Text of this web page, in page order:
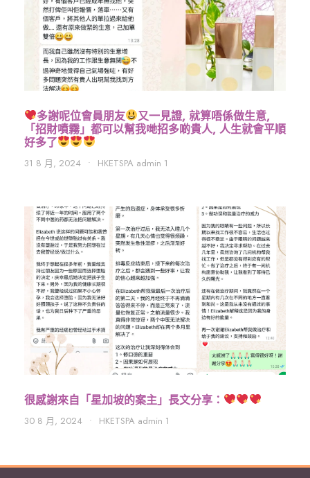
多謝呢位會員朋友
又一見證, 就算唔係做生意,
「招財噴霧」都可以幫我哋招多啲貴人, 人生就會平順
好多了
31 8 月, 2024 • HKETSPA admin 1
很感謝來自「星加坡的案主」長文分享：
30 8 月, 2024 • HKETSPA admin 1